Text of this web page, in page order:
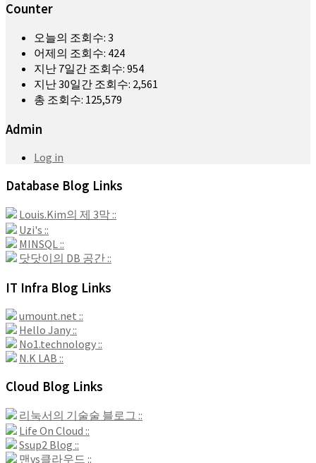
Counter
오늘의 조회수: 3
어제의 조회수: 424
지난 7일간 조회수: 954
지난 30일간 조회수: 2,561
총 조회수: 125,579
Admin
Log in
Database Blog Links
Louis.Kim의 제 3막 ::
Uzi's ::
MINSQL ::
닷닷이의 DB 공간 ::
IT Infra Blog Links
umount.net ::
Hello Jany ::
No1.technology ::
N.K LAB ::
Cloud Blog Links
리눅서의 기술술 블로그 ::
Life On Cloud ::
Ssup2 Blog ::
맨vs클라우드 ::